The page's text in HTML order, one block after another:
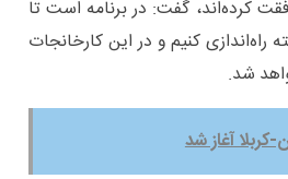
کرده‌اند، گفت: در برنامه است تا
کنیم و در این کارخانجات
شد.
آغاز شد